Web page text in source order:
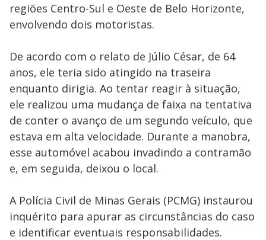
regiões Centro-Sul e Oeste de Belo Horizonte,
envolvendo dois motoristas.
De acordo com o relato de Júlio César, de 64
anos, ele teria sido atingido na traseira
enquanto dirigia. Ao tentar reagir à situação,
ele realizou uma mudança de faixa na tentativa
de conter o avanço de um segundo veículo, que
estava em alta velocidade. Durante a manobra,
esse automóvel acabou invadindo a contramão
e, em seguida, deixou o local.
A Polícia Civil de Minas Gerais (PCMG) instaurou
inquérito para apurar as circunstâncias do caso
e identificar eventuais responsabilidades.